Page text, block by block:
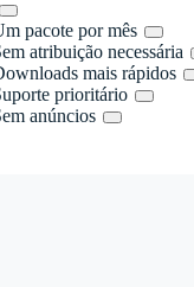
pacote por mês
atribuição necessária
mais rápidos
prioritário
anúncios